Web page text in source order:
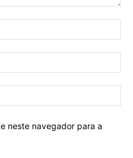
neste navegador para a